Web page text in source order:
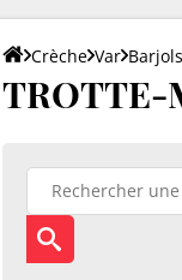
Crèche Var Barjols
TROTTE-